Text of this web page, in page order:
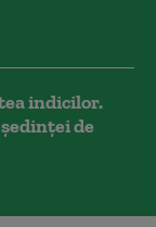
indicilor.
de